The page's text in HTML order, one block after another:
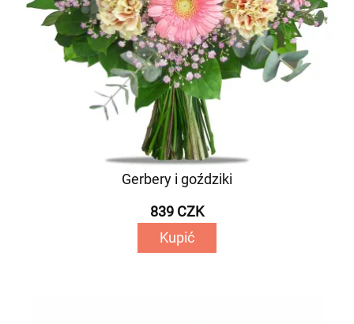
Gerbery i goździki
839 CZK
Kupić